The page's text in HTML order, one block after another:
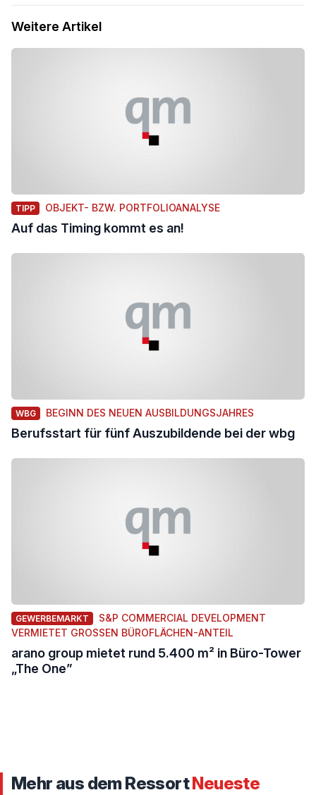
Weitere Artikel
TIPP OBJEKT- BZW. PORTFOLIOANALYSE
Auf das Timing kommt es an!
WBG BEGINN DES NEUEN AUSBILDUNGSJAHRES
Berufsstart für fünf Auszubildende bei der wbg
GEWERBEMARKT
S&P COMMERCIAL DEVELOPMENT
VERMIETET GROSSEN BÜROFLÄCHEN-ANTEIL
arano group mietet rund 5.400 m² in Büro-Tower
„The One”
Mehr aus dem RessortNeueste